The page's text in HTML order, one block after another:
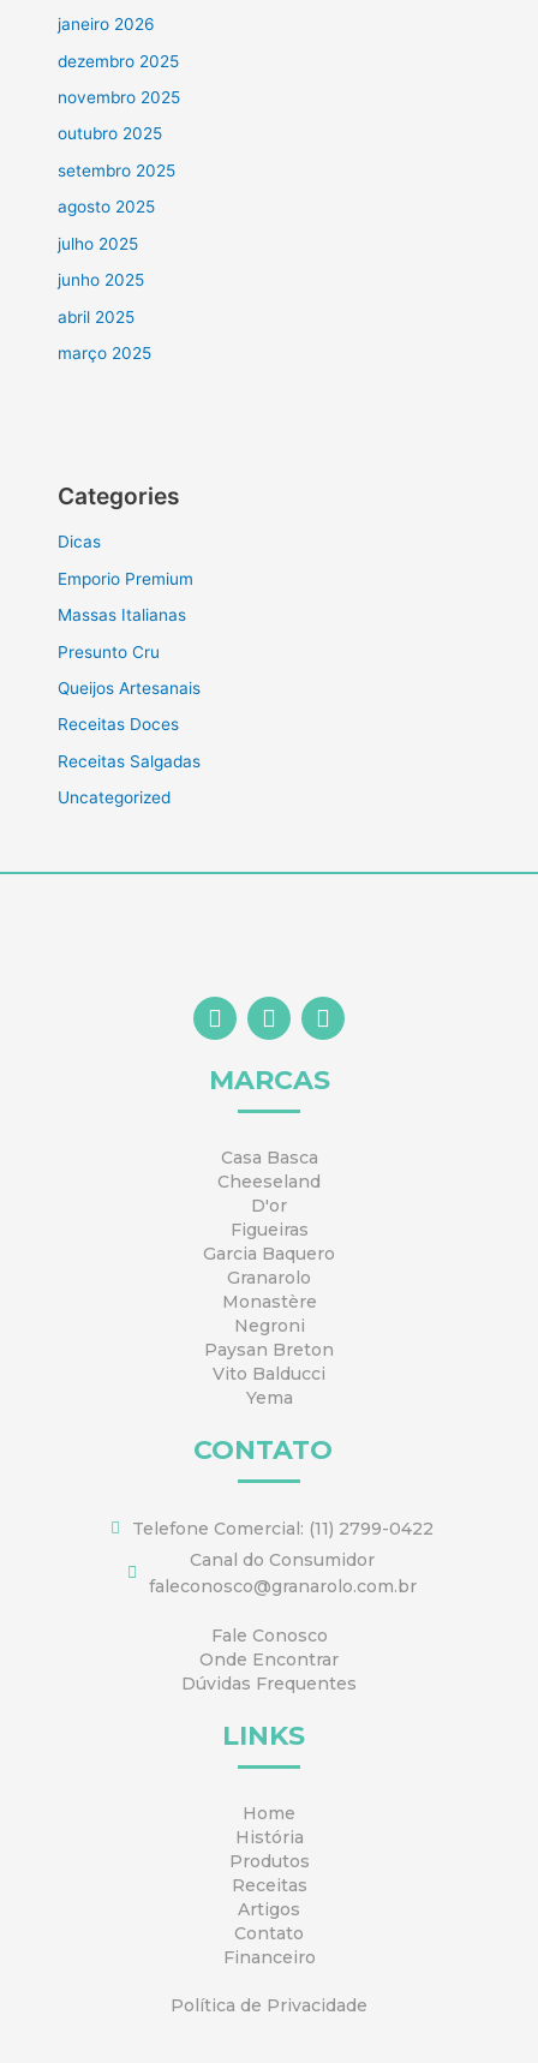
janeiro 2026
dezembro 2025
novembro 2025
outubro 2025
setembro 2025
agosto 2025
julho 2025
junho 2025
abril 2025
março 2025
Categories
Dicas
Emporio Premium
Massas Italianas
Presunto Cru
Queijos Artesanais
Receitas Doces
Receitas Salgadas
Uncategorized
I
n
s
t
a
a
m
F
a
c
e
b
o
k
Y
o
u
t
u
MARCAS
Casa Basca
Cheeseland
D'or
Figueiras
Garcia Baquero
Granarolo
Monastère
Negroni
Paysan Breton
Vito Balducci
Yema
CONTATO
Telefone Comercial: (11) 2799-0422
Canal do Consumidor
faleconosco@granarolo.com.br
Fale Conosco
Onde Encontrar
Dúvidas Frequentes
LINKS
Home
História
Produtos
Receitas
Artigos
Contato
Financeiro
Política de Privacidade